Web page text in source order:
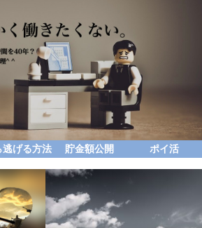
逃げる方法 貯金額公開 ポイ活